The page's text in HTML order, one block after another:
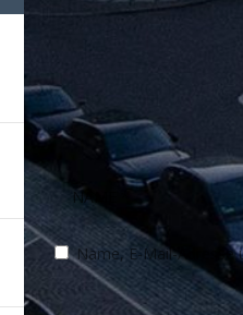
Name, E-Mail-Adresse